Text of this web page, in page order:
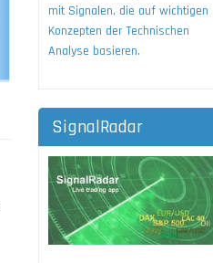
mit Signalen, die auf wichtigen
Konzepten der Technischen
Analyse basieren.
SignalRadar